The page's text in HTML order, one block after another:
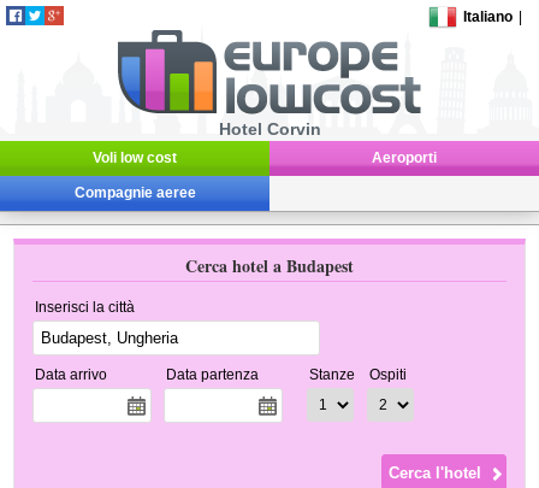
Italiano
Hotel Corvin
Voli low cost Aeroporti
Compagnie aeree
Cerca hotel a Budapest
Inserisci la città
Data arrivo Data partenza Stanze Ospiti